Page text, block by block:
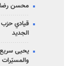
محسن
قيادي حزب
الجديد
يحيى سريع:
والمسيّرات